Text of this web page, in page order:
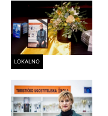
LOKALNO